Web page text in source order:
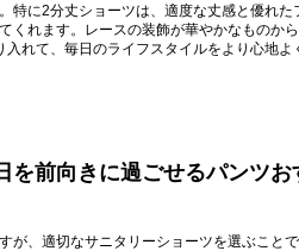
特に2分丈ショーツは、適度な丈感と優れた
くれます。レースの装飾が華やかなものか
れて、毎日のライフスタイルをより心地よ
を前向きに過ごせるパンツお
が、適切なサニタリーショーツを選ぶこと